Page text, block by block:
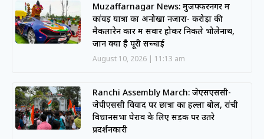
Muzaffarnagar News: मुजफ्फरनगर में
कांवड़ यात्रा का अनोखा नजारा- करोड़ों की
मैकलारेन कार में सवार होकर निकले भोलेनाथ,
जानें क्या है पूरी सच्चाई
August 10, 2026 11:13 am
Ranchi Assembly March: जेएसएससी-
जेपीएससी विवाद पर छात्रों का हल्ला बोल, रांची
विधानसभा घेराव के लिए सड़क पर उतरे
प्रदर्शनकारी